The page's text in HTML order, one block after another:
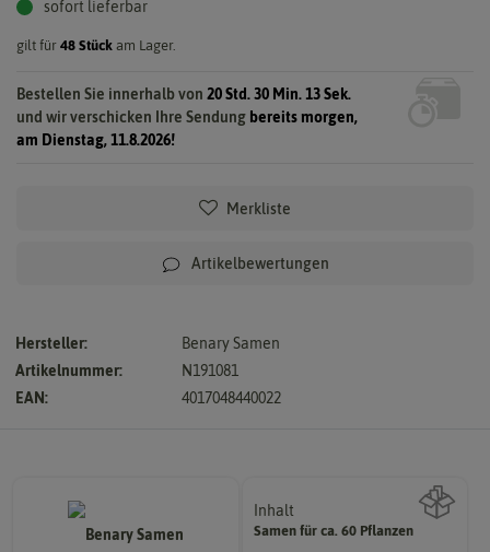
sofort lieferbar
gilt für 48 Stück am Lager.
Bestellen Sie innerhalb von 20 Std. 30 Min. 13 Sek.
und wir verschicken Ihre Sendung bereits morgen,
am Dienstag, 11.8.2026!
Merkliste
Artikelbewertungen
Hersteller:
Benary Samen
Artikelnummer:
N191081
EAN:
4017048440022
Inhalt
Samen für ca. 60 Pflanzen
Wie viel ist enthalten